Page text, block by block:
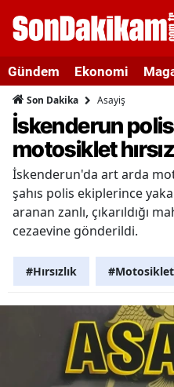
Gündem Ekonomi
Son Dakika Asayiş
İskenderun
motosiklet
İskenderun'da art arda
şahıs polis ekiplerince
aranan zanlı, çıkarıldığı
cezaevine gönderildi.
#Hırsızlık #Motosiklet